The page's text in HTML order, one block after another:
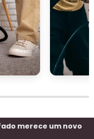
merece um novo